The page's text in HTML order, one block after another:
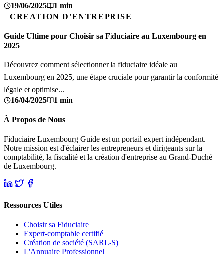
19/06/2025
1 min
CREATION D'ENTREPRISE
Guide Ultime pour Choisir sa Fiduciaire au Luxembourg en
2025
Découvrez comment sélectionner la fiduciaire idéale au
Luxembourg en 2025, une étape cruciale pour garantir la conformité
légale et optimise...
16/04/2025
1 min
À Propos de Nous
Fiduciaire Luxembourg Guide est un portail expert indépendant.
Notre mission est d'éclairer les entrepreneurs et dirigeants sur la
comptabilité, la fiscalité et la création d'entreprise au Grand-Duché
de Luxembourg.
Ressources Utiles
Choisir sa Fiduciaire
Expert-comptable certifié
Création de société (SARL-S)
L'Annuaire Professionnel